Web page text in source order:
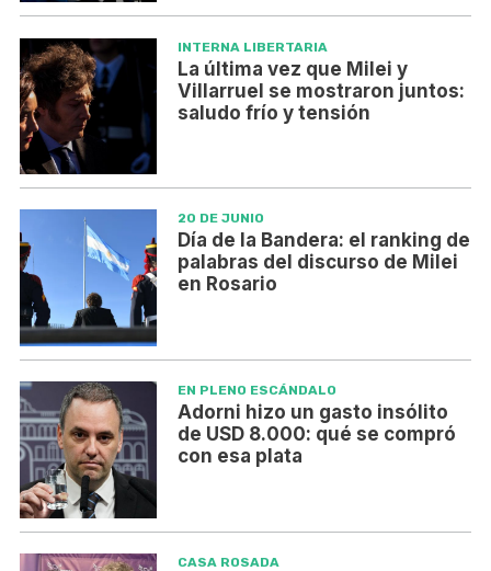
INTERNA LIBERTARIA
La última vez que Milei y
Villarruel se mostraron juntos:
saludo frío y tensión
20 DE JUNIO
Día de la Bandera: el ranking de
palabras del discurso de Milei
en Rosario
EN PLENO ESCÁNDALO
Adorni hizo un gasto insólito
de USD 8.000: qué se compró
con esa plata
CASA ROSADA